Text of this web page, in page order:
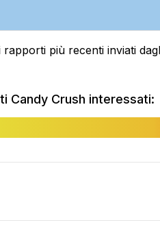
più recenti inviati
Candy Crush interessati: